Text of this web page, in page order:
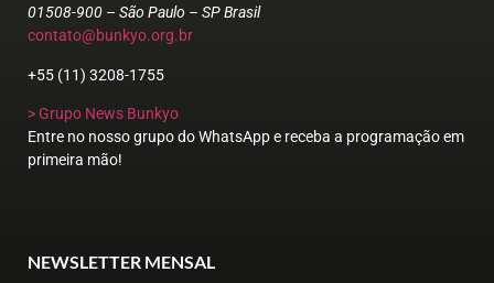
01508-900 – São Paulo – SP Brasil
contato@bunkyo.org.br
+55 (11) 3208-1755
> Grupo News Bunkyo
Entre no nosso grupo do WhatsApp e receba a programação em
primeira mão!
NEWSLETTER MENSAL